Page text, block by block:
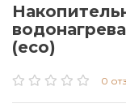
(eco)
0